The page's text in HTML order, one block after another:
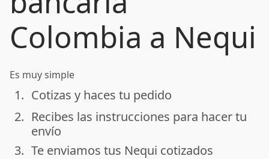
Colombia a Nequi
Es muy simple
done
1. Cotizas y haces tu pedido
done
2. Recibes las instrucciones para hacer tu
envío
done
3. Te enviamos tus Nequi cotizados